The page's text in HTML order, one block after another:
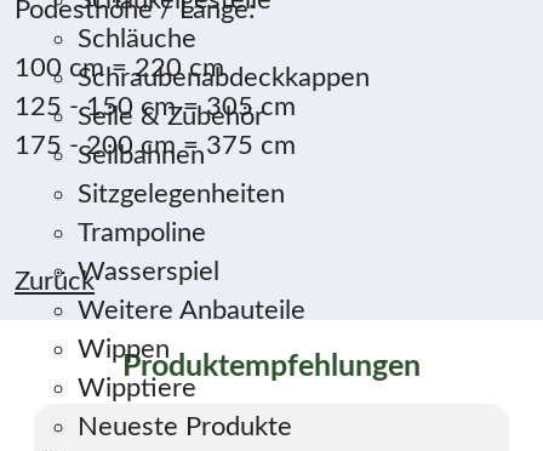
Schläuche
Schraubenabdeckkappen
Seile & Zubehör
Seilbahnen
Sitzgelegenheiten
Trampoline
Wasserspiel
Weitere Anbauteile
Wippen
Wipptiere
Neueste Produkte
Podesthöhe / Länge:
100 cm = 220 cm
125 - 150 cm = 305 cm
175 - 200 cm = 375 cm
Zurück
Produktempfehlungen